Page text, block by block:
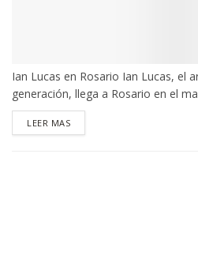
Ian Lucas en Rosario Ian Lucas, el
generación, llega a Rosario en el
LEER MASDETAILS